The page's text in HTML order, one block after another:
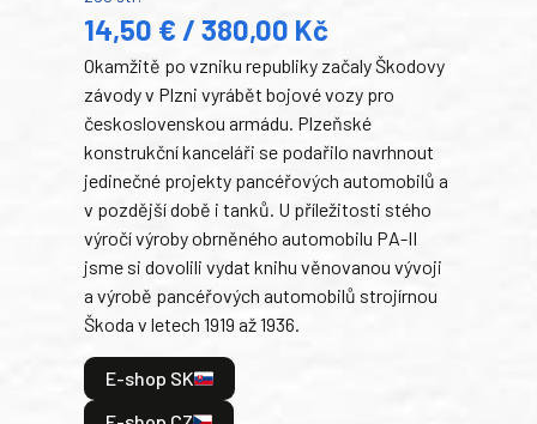
14,50 € / 380,00 Kč
Okamžitě po vzniku republiky začaly Škodovy
závody v Plzni vyrábět bojové vozy pro
československou armádu. Plzeňské
konstrukční kanceláři se podařilo navrhnout
jedinečné projekty pancéřových automobilů a
v pozdější době i tanků. U příležitosti stého
výročí výroby obrněného automobilu PA-II
jsme si dovolili vydat knihu věnovanou vývoji
a výrobě pancéřových automobilů strojírnou
Škoda v letech 1919 až 1936.
E-shop SK